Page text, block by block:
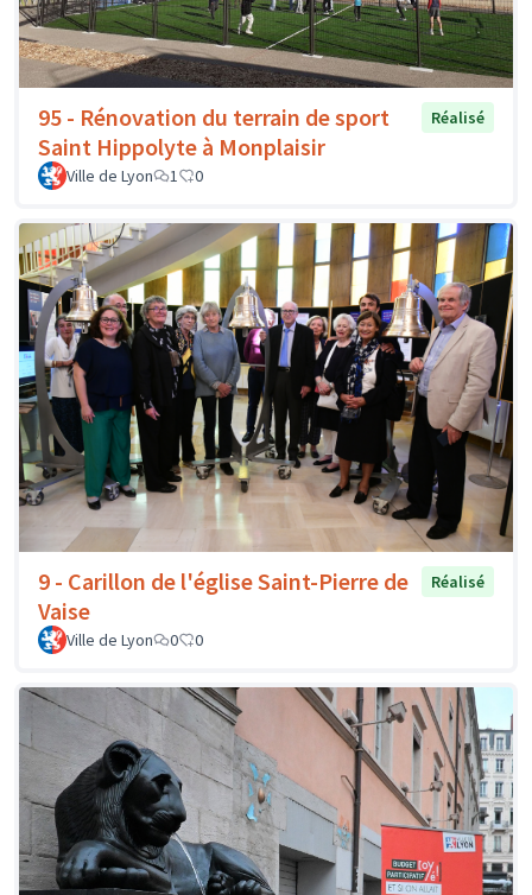
95 - Rénovation du terrain de sport
Saint Hippolyte à Monplaisir
Réalisé
Ville de Lyon 1 0
9 - Carillon de l'église Saint-Pierre de
Vaise
Réalisé
Ville de Lyon 0 0